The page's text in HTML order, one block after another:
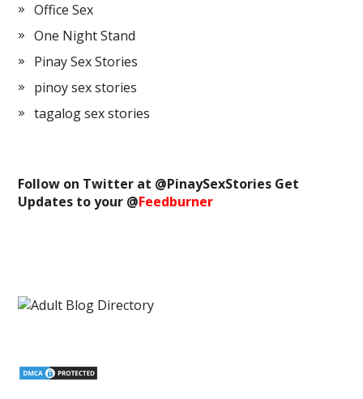
Office Sex
One Night Stand
Pinay Sex Stories
pinoy sex stories
tagalog sex stories
Follow on Twitter at @PinaySexStories Get
Updates to your @Feedburner